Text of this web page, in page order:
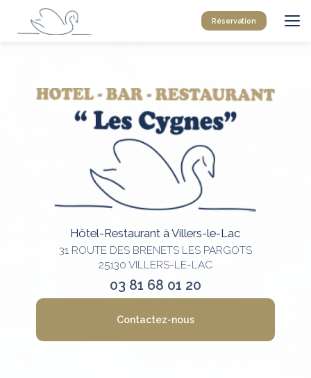
contenu
Réservation
Hôtel-Restaurant à Villers-le-Lac
31 ROUTE DES BRENETS LES PARGOTS
25130 VILLERS-LE-LAC
03 81 68 01 20
Contactez-nous